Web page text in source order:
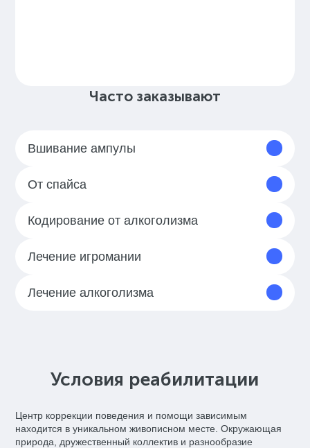
Часто заказывают
Вшивание ампулы
От спайса
Кодирование от алкоголизма
Лечение игромании
Лечение алкоголизма
Условия реабилитации
Центр коррекции поведения и помощи зависимым
находится в уникальном живописном месте. Окружающая
природа, дружественный коллектив и разнообразие